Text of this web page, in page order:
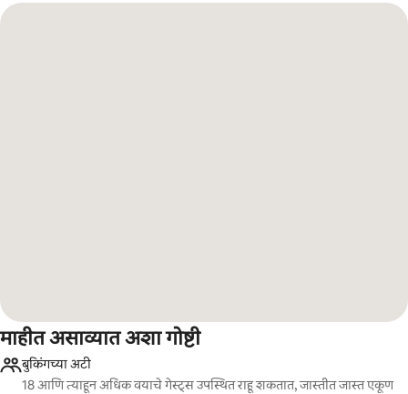
माहीत असाव्यात अशा गोष्टी
बुकिंगच्या अटी
18 आणि त्याहून अधिक वयाचे गेस्ट्स उपस्थित राहू शकतात, जास्तीत जास्त एकूण